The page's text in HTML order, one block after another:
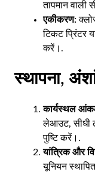
तापमान वाली
एकीकरण:
टिकट प्रिंटर
करें।.
स्थापना,
कार्यस्थल
लेआउट, सीधी
पुष्टि करें।.
यांत्रिक और
यूनियन